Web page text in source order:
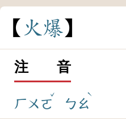
火 爆
注 音
ㄏㄨㄛ
ˇ
ㄅㄠ
ˋ